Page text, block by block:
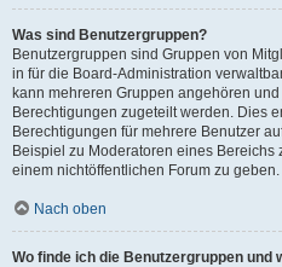
Was sind Benutzergruppen?
Benutzergruppen sind Gruppen von
in für die Board-Administration
kann mehreren Gruppen angehören
Berechtigungen zugeteilt werden. Dies
Berechtigungen für mehrere Benutzer
Beispiel zu Moderatoren eines Bereichs
einem nichtöffentlichen Forum zu geben.
Nach oben
Wo finde ich die Benutzergruppen und